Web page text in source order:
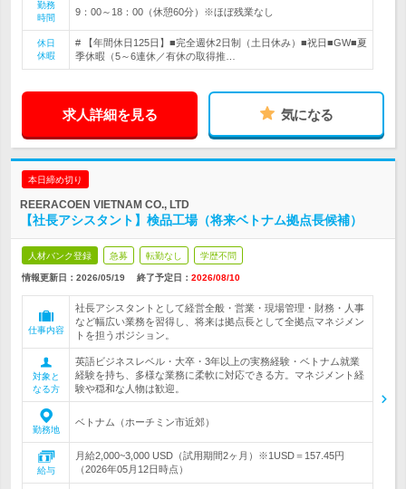
勤務
時間
9：00～18：00（休憩60分）※ほぼ残業なし
休日
休暇
# 【年間休日125日】■完全週休2日制（土日休み）■祝日■GW■夏
季休暇（5～6連休／有休の取得推…
求人詳細を見る 気になる
本日締め切り
REERACOEN VIETNAM CO., LTD
【社長アシスタント】検品工場（将来ベトナム拠点長候補）
人材バンク登録 急募 転勤なし 学歴不問
情報更新日：2026/05/19 終了予定日： 2026/08/10
仕事内容
社長アシスタントとして経営全般・営業・現場管理・財務・人事
など幅広い業務を習得し、将来は拠点長として全拠点マネジメン
トを担うポジション。
対象と
なる方
英語ビジネスレベル・大卒・3年以上の実務経験・ベトナム就業
経験を持ち、多様な業務に柔軟に対応できる方。マネジメント経
験や穏和な人物は歓迎。
勤務地
ベトナム（ホーチミン市近郊）
給与
月給2,000~3,000 USD（試用期間2ヶ月）※1USD＝157.45円
（2026年05月12日時点）